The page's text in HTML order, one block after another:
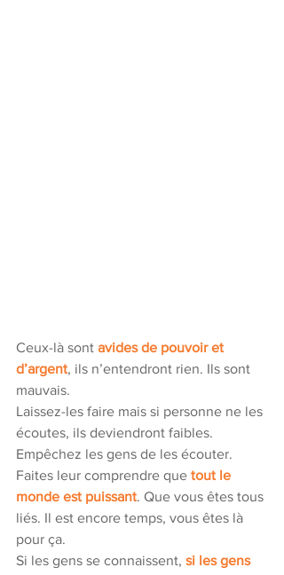
Ceux-là sont avides de pouvoir et
d’argent, ils n’entendront rien. Ils sont
mauvais.
Laissez-les faire mais si personne ne les
écoutes, ils deviendront faibles.
Empêchez les gens de les écouter.
Faites leur comprendre que tout le
monde est puissant. Que vous êtes tous
liés. Il est encore temps, vous êtes là
pour ça.
Si les gens se connaissent, si les gens